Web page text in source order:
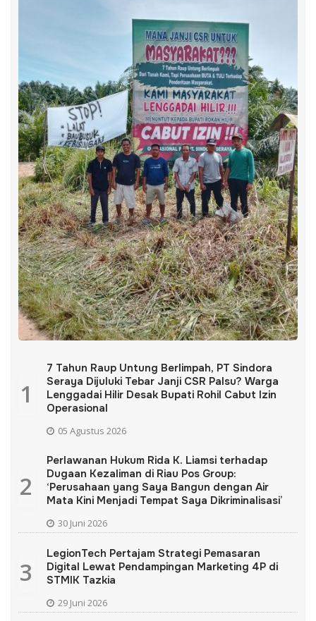
1
7 Tahun Raup Untung Berlimpah, PT Sindora
Seraya Dijuluki Tebar Janji CSR Palsu? Warga
Lenggadai Hilir Desak Bupati Rohil Cabut Izin
Operasional
05 Agustus 2026
2
Perlawanan Hukum Rida K. Liamsi terhadap
Dugaan Kezaliman di Riau Pos Group:
‘Perusahaan yang Saya Bangun dengan Air
Mata Kini Menjadi Tempat Saya Dikriminalisasi’
30 Juni 2026
3
LegionTech Pertajam Strategi Pemasaran
Digital Lewat Pendampingan Marketing 4P di
STMIK Tazkia
29 Juni 2026